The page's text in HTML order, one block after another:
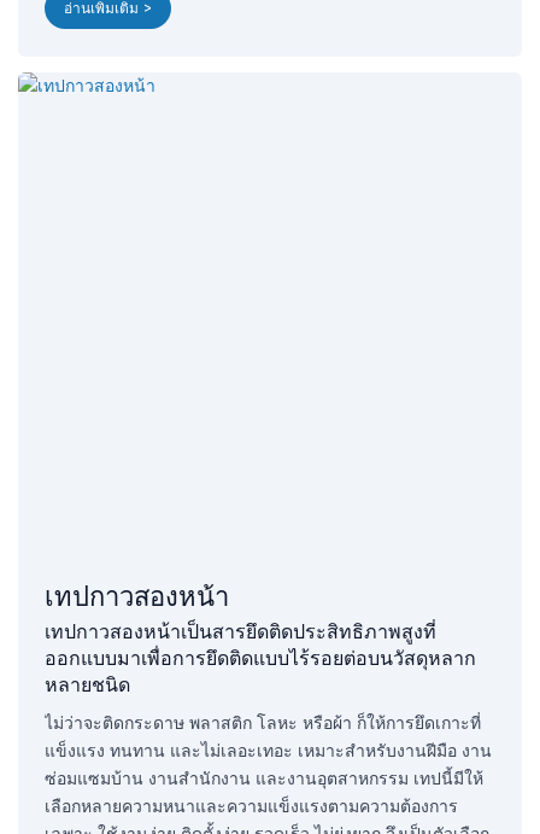
อ่านเพิ่มเติม >
เทปกาวสองหน้า
เทปกาวสองหน้าเป็นสารยึดติดประสิทธิภาพสูงที่
ออกแบบมาเพื่อการยึดติดแบบไร้รอยต่อบนวัสดุหลาก
หลายชนิด
ไม่ว่าจะติดกระดาษ พลาสติก โลหะ หรือผ้า ก็ให้การยึดเกาะที่
แข็งแรง ทนทาน และไม่เลอะเทอะ เหมาะสำหรับงานฝีมือ งาน
ซ่อมแซมบ้าน งานสำนักงาน และงานอุตสาหกรรม เทปนี้มีให้
เลือกหลายความหนาและความแข็งแรงตามความต้องการ